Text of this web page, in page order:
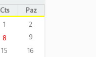
Cts
Paz
1
2
8
9
15
16